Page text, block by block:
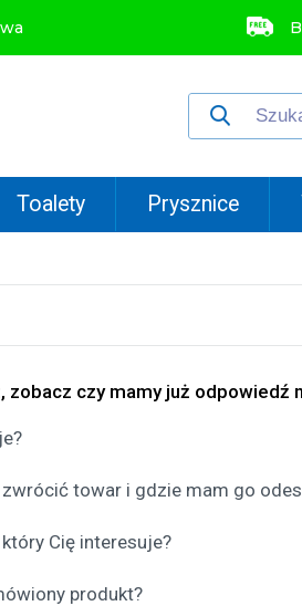
Toalety Prysznice
zobacz czy mamy już odpowiedź
towar i gdzie mam go
Cię interesuje?
produkt?